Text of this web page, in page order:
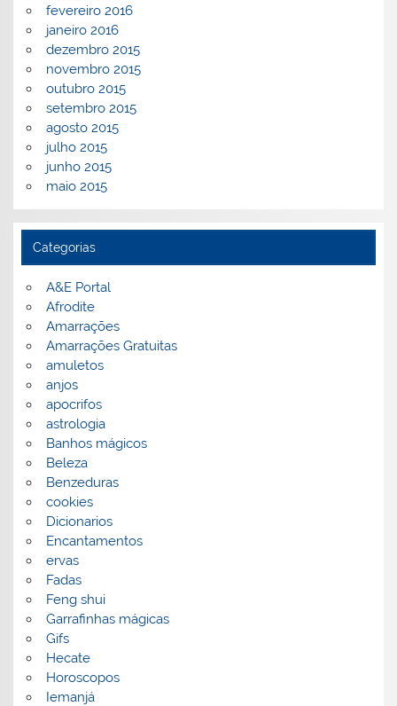
fevereiro 2016
janeiro 2016
dezembro 2015
novembro 2015
outubro 2015
setembro 2015
agosto 2015
julho 2015
junho 2015
maio 2015
Categorias
A&E Portal
Afrodite
Amarrações
Amarrações Gratuitas
amuletos
anjos
apocrifos
astrologia
Banhos mágicos
Beleza
Benzeduras
cookies
Dicionarios
Encantamentos
ervas
Fadas
Feng shui
Garrafinhas mágicas
Gifs
Hecate
Horoscopos
Iemanjá